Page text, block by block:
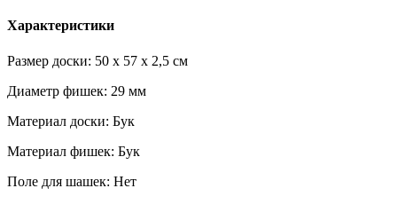
Характеристики
Размер доски: 50 x 57 x 2,5 см
Диаметр фишек: 29 мм
Материал доски: Бук
Материал фишек: Бук
Поле для шашек: Нет